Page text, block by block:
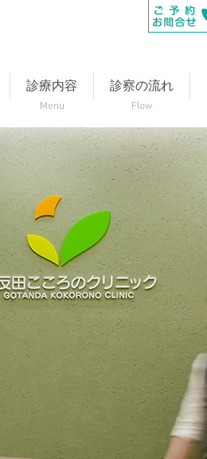
診療内容 診察の流れ